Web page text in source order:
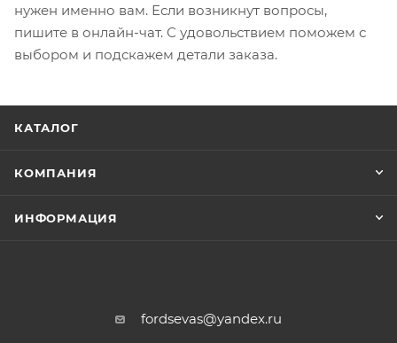
нужен именно вам. Если возникнут вопросы,
пишите в онлайн-чат. С удовольствием поможем с
выбором и подскажем детали заказа.
КАТАЛОГ
КОМПАНИЯ
ИНФОРМАЦИЯ
fordsevas@yandex.ru